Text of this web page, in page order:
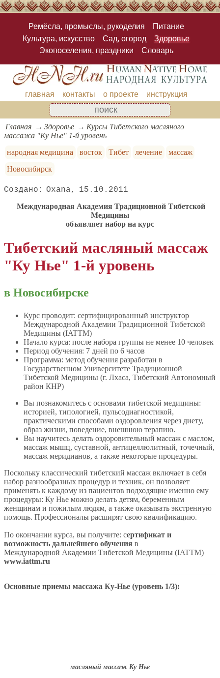
Ремёсла, промыслы, рукоделия
Питание
Культура, искусство
Сад, огород
Здоровье
Экопоселения, праздники
Словарь
главная контакты о проекте инструкция
Главная Здоровье
Курсы Тибетского масляного
массажа "Ку Нье" 1-й уровень
народная медицина
восток Тибет лечение
массаж
Новосибирск
Oxana 15.10.2011
Международная Академия Традиционной Тибетской
Медицины
объявляет набор на курс
Тибетский масляный массаж
"Ку Нье" 1-й уровень
в Новосибирске
Курс проводит: сертифицированный инструктор
Международной Академии Традиционной Тибетской
Медицины (IATTM)
Начало курса: после набора группы не менее 10 человек
Период обучения: 7 дней по 6 часов
Программа: метод обучения разработан в
Государственном Университете Традиционной
Тибетской Медицины (г. Лхаса, Тибетский Автономный
район КНР)
Вы познакомитесь с основами тибетской медицины:
историей, типологией, пульсодиагностикой,
практическими способами оздоровления через диету,
образ жизни, поведение, внешнюю терапию.
Вы научитесь делать оздоровительный массаж с маслом,
массаж мышц, суставной, антицеллюлитный, точечный,
массаж меридианов, а также некоторые процедуры.
Поскольку классический тибетский массаж включает в себя
набор разнообразных процедур и техник, он позволяет
применять к каждому из пациентов подходящие именно ему
процедуры: Ку Нье можно делать детям, беременным
женщинам и пожилым людям, а также оказывать экстренную
помощь. Профессионалы расширят свою квалификацию.
По окончании курса, вы получите: сертификат и
возможность дальнейшего обучения в
Международной Академии Тибетской Медицины (IATTM)
www.iattm.ru
Основные приемы массажа Ку-Нье (уровень 1/3):
масляный массаж Ку Нье